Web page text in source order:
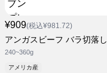
¥909(税込¥981.72)
アンガスビーフ バラ切落し
240~360g
アメリカ産